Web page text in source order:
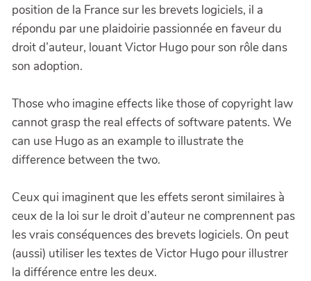
position de la France sur les brevets logiciels, il a
répondu par une plaidoirie passionnée en faveur du
droit d’auteur, louant Victor Hugo pour son rôle dans
son adoption.
Those who imagine effects like those of copyright law
cannot grasp the real effects of software patents. We
can use Hugo as an example to illustrate the
difference between the two.
Ceux qui imaginent que les effets seront similaires à
ceux de la loi sur le droit d’auteur ne comprennent pas
les vrais conséquences des brevets logiciels. On peut
(aussi) utiliser les textes de Victor Hugo pour illustrer
la différence entre les deux.